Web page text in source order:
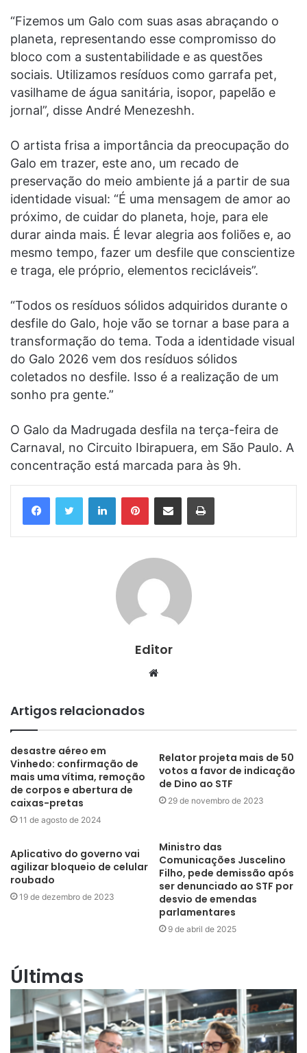
“Fizemos um Galo com suas asas abraçando o
planeta, representando esse compromisso do
bloco com a sustentabilidade e as questões
sociais. Utilizamos resíduos como garrafa pet,
vasilhame de água sanitária, isopor, papelão e
jornal”, disse André Menezeshh.
O artista frisa a importância da preocupação do
Galo em trazer, este ano, um recado de
preservação do meio ambiente já a partir de sua
identidade visual: “É uma mensagem de amor ao
próximo, de cuidar do planeta, hoje, para ele
durar ainda mais. É levar alegria aos foliões e, ao
mesmo tempo, fazer um desfile que conscientize
e traga, ele próprio, elementos recicláveis”.
“Todos os resíduos sólidos adquiridos durante o
desfile do Galo, hoje vão se tornar a base para a
transformação do tema. Toda a identidade visual
do Galo 2026 vem dos resíduos sólidos
coletados no desfile. Isso é a realização de um
sonho pra gente.”
O Galo da Madrugada desfila na terça-feira de
Carnaval, no Circuito Ibirapuera, em São Paulo. A
concentração está marcada para às 9h.
LinkedinPinterestCompartilhar via e-mail Imprimir
Editor
Website
Artigos relacionados
desastre aéreo em
Vinhedo: confirmação de
mais uma vítima, remoção
de corpos e abertura de
caixas-pretas
11 de agosto de 2024
Relator projeta mais de 50
votos a favor de indicação
de Dino ao STF
29 de novembro de 2023
Aplicativo do governo vai
agilizar bloqueio de celular
roubado
19 de dezembro de 2023
Ministro das
Comunicações Juscelino
Filho, pede demissão após
ser denunciado ao STF por
desvio de emendas
parlamentares
9 de abril de 2025
Últimas